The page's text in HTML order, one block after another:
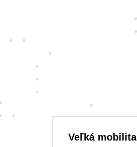
Veľká mobilita